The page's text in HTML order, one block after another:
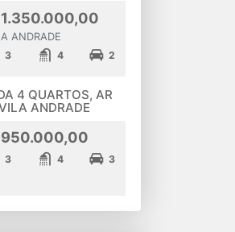
ANDRADE
3 4 2
4 QUARTOS, AR
ANDRADE
3 4 3